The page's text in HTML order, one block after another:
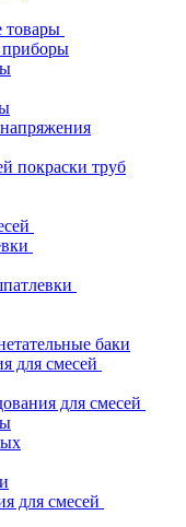
товары
приборы
покраски труб
баки
для смесей
для смесей
для смесей